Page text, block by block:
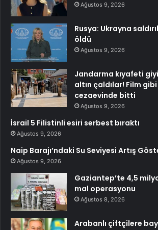
Ağustos 9, 2026
Rusya: Ukrayna
öldü
Ağustos 9, 2026
Jandarma kıyafeti
altın çaldılar! Film
cezaevinde bitti
Ağustos 9, 2026
İsrail 5 Filistinli esiri serbest bıraktı
Ağustos 9, 2026
Naip Barajı’ndaki Su Seviyesi Artış
Ağustos 9, 2026
Gaziantep’te 4,5
mal operasyonu
Ağustos 8, 2026
Arabanlı çiftçilere